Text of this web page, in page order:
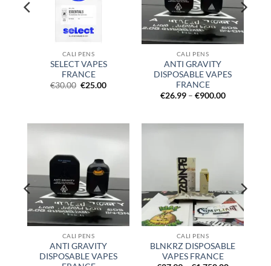
CALI PENS
SELECT VAPES
FRANCE
€30.00 Original
€25.00Current
CALI PENS
ANTI GRAVITY
DISPOSABLE VAPES
FRANCE
€26.99 – €900.00Price
€900.00
CALI PENS
ANTI GRAVITY
DISPOSABLE VAPES
CALI PENS
BLNKRZ DISPOSABLE
VAPES FRANCE